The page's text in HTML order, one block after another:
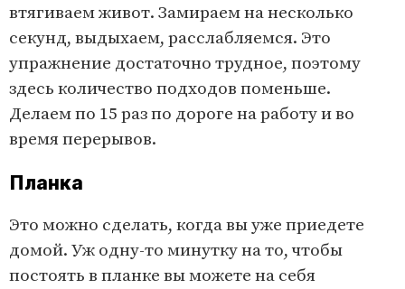
втягиваем живот. Замираем на несколько
секунд, выдыхаем, расслабляемся. Это
упражнение достаточно трудное, поэтому
здесь количество подходов поменьше.
Делаем по 15 раз по дороге на работу и во
время перерывов.
Планка
Это можно сделать, когда вы уже приедете
домой. Уж одну-то минутку на то, чтобы
постоять в планке вы можете на себя